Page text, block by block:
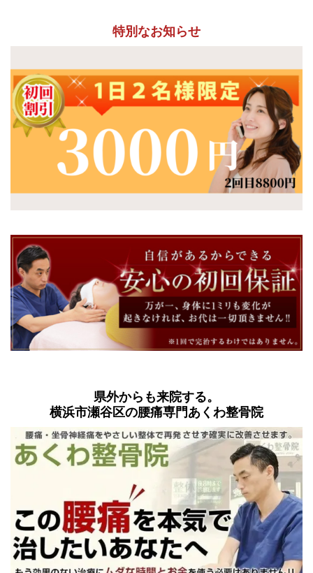
特別なお知らせ
県外からも来院する。
横浜市瀬谷区の腰痛専門あくわ整骨院